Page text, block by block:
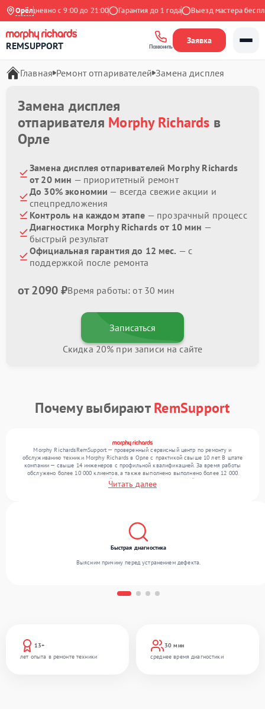
Орёл
Ежедневно с 9:00 до 21:00 Гарантия до 1 года Выезд мастера
REMSUPPORT Позвонить
Заявка
Главная Ремонт отпаривателей Замена дисплея
Замена дисплея
отпаривателя Morphy Richards в
Орле
Замена дисплея отпаривателей Morphy Richards
от 20 мин — приоритетный ремонт
До 30% экономии — всегда свежие акции и
спецпредложения
Контроль на каждом этапе — прозрачный процесс
Диагностика Morphy Richards от 10 мин —
быстрый результат
Официальная гарантия до 12 мес. — с
поддержкой после ремонта
от 2090 ₽Время работы: от 30 мин
Записаться
Скидка 20% при записи на сайте
Почему выбираютRemSupport
Morphy RichardsRemSupport — проверенный сервисный центр по ремонту и
обслуживанию техники Morphy Richards в Орле с практикой свыше 10 лет. В штате
компании — свыше 14 инженеров с профильной квалификацией. За время работы
обслужено более 10 000 клиентов, а также выполнено выполнено более 12 000
ремонтов. Ежемесячно в сервисный центр поступает от 300 устройств, включая , , . Мы
устраняем поломки любой сложности и предлагаем стабильный уровень сервиса
Читать далее
13+
лет опыта в ремонте техники
30 мин
среднее время диагностики
Быстрая диагностика
Выясним причину перед устранением дефекта.